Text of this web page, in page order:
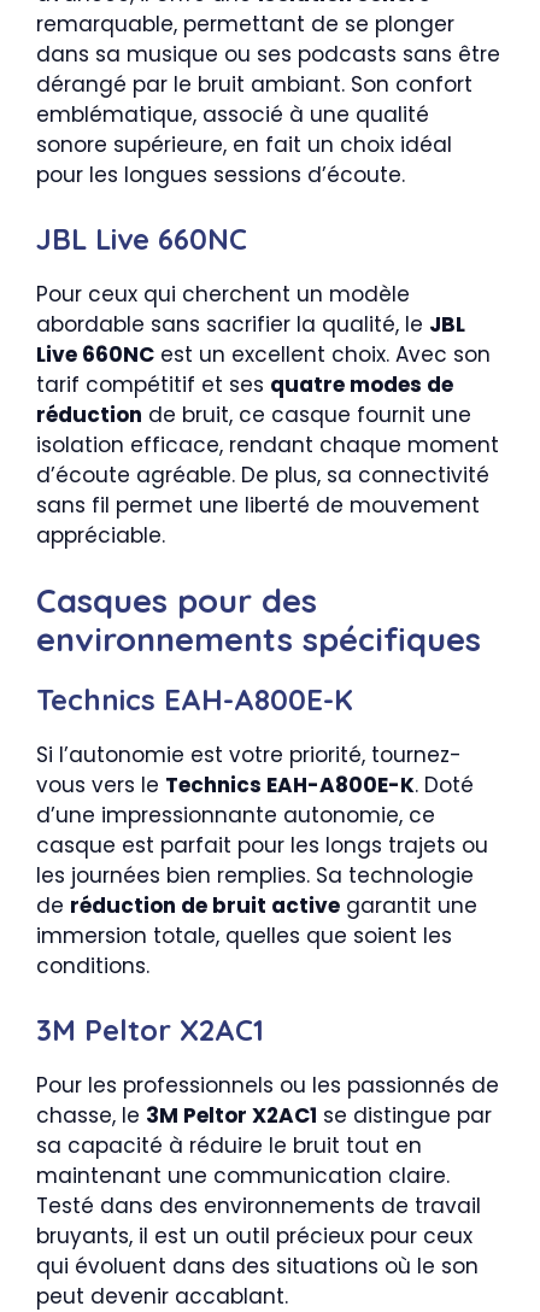
remarquable, permettant de se plonger
dans sa musique ou ses podcasts sans être
dérangé par le bruit ambiant. Son confort
emblématique, associé à une qualité
sonore supérieure, en fait un choix idéal
pour les longues sessions d’écoute.
JBL Live 660NC
Pour ceux qui cherchent un modèle
abordable sans sacrifier la qualité, le JBL
Live 660NC est un excellent choix. Avec son
tarif compétitif et ses quatre modes de
réduction de bruit, ce casque fournit une
isolation efficace, rendant chaque moment
d’écoute agréable. De plus, sa connectivité
sans fil permet une liberté de mouvement
appréciable.
Casques pour des
environnements spécifiques
Technics EAH-A800E-K
Si l’autonomie est votre priorité, tournez-
vous vers le Technics EAH-A800E-K. Doté
d’une impressionnante autonomie, ce
casque est parfait pour les longs trajets ou
les journées bien remplies. Sa technologie
de réduction de bruit active garantit une
immersion totale, quelles que soient les
conditions.
3M Peltor X2AC1
Pour les professionnels ou les passionnés de
chasse, le 3M Peltor X2AC1 se distingue par
sa capacité à réduire le bruit tout en
maintenant une communication claire.
Testé dans des environnements de travail
bruyants, il est un outil précieux pour ceux
qui évoluent dans des situations où le son
peut devenir accablant.